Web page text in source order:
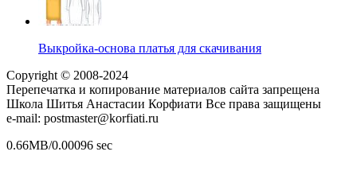
Выкройка-основа платья для скачивания
Copyright © 2008-2024
Перепечатка и копирование материалов сайта запрещена
Школа Шитья Анастасии Корфиати Все права защищены
e-mail: postmaster@korfiati.ru
0.66MB/0.00096 sec